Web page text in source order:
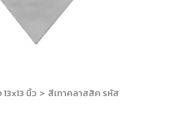
นิ้ว > สีเทาคลาสสิค รหัส